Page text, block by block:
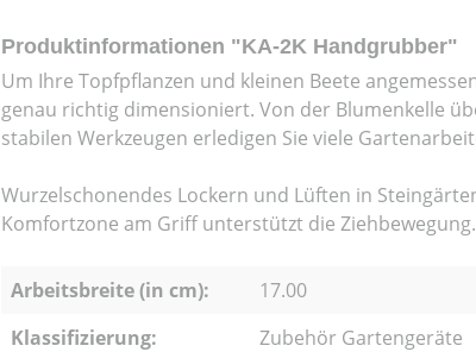
Produktinformationen "KA-2K Handgrubber"
Um Ihre Topfpflanzen und kleinen Beete
genau richtig dimensioniert. Von der Blumenkelle
stabilen Werkzeugen erledigen Sie viele
Wurzelschonendes Lockern und Lüften in
Komfortzone am Griff unterstützt die Ziehbewegung.
Arbeitsbreite (in cm):
17.00
Klassifizierung:
Zubehör Gartengeräte